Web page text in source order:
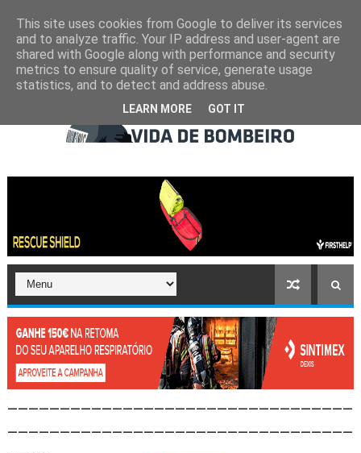
This site uses cookies from Google to deliver its services
and to analyze traffic. Your IP address and user-agent are
shared with Google along with performance and security
metrics to ensure quality of service, generate usage
statistics, and to detect and address abuse.
LEARN MORE GOT IT